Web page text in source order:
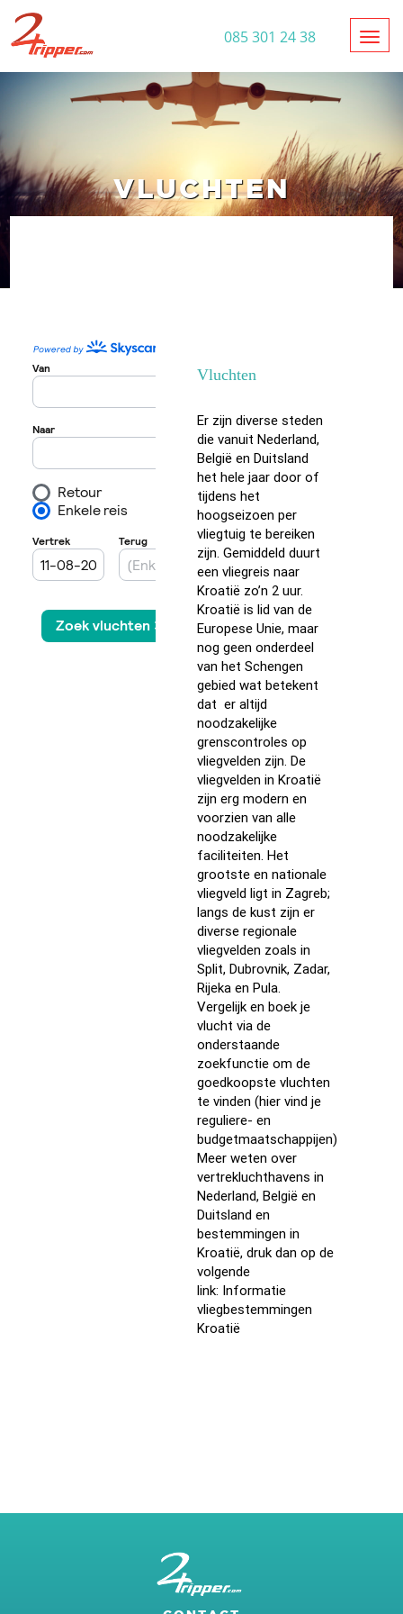
085 301 24 38
VLUCHTEN
Vluchten
Er zijn diverse steden
die vanuit Nederland,
België en Duitsland
het hele jaar door of
tijdens het
hoogseizoen per
vliegtuig te bereiken
zijn. Gemiddeld duurt
een vliegreis naar
Kroatië zo’n 2 uur.
Kroatië is lid van de
Europese Unie, maar
nog geen onderdeel
van het Schengen
gebied wat betekent
dat er altijd
noodzakelijke
grenscontroles op
vliegvelden zijn. De
vliegvelden in Kroatië
zijn erg modern en
voorzien van alle
noodzakelijke
faciliteiten. Het
grootste en nationale
vliegveld ligt in Zagreb;
langs de kust zijn er
diverse regionale
vliegvelden zoals in
Split, Dubrovnik, Zadar,
Rijeka en Pula.
Vergelijk en boek je
vlucht via de
onderstaande
zoekfunctie om de
goedkoopste vluchten
te vinden (hier vind je
reguliere- en
budgetmaatschappijen)
Meer weten over
vertrekluchthavens in
Nederland, België en
Duitsland en
bestemmingen in
Kroatië, druk dan op de
volgende
link: Informatie
vliegbestemmingen
Kroatië